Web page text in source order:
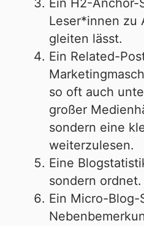
Ein H2-Anchor-
Leser*innen zu
gleiten lässt.
Ein Related-
so oft auch
großer
sondern eine
weiterzulesen.
Eine
sondern ordnet.
Ein Micro-Blog-